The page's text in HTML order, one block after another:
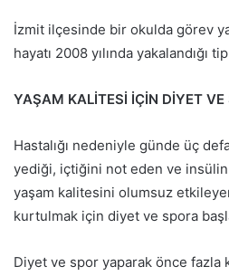
İzmit ilçesinde bir okulda görev
hayatı 2008 yılında yakalandığı
YAŞAM KALİTESİ İÇİN DİYET
Hastalığı nedeniyle günde üç
yediği, içtiğini not eden ve
yaşam kalitesini olumsuz
kurtulmak için diyet ve spora
Diyet ve spor yaparak önce fazla